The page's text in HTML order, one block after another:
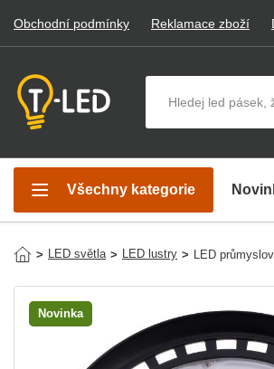
Obchodní podmínky Reklamace zboží
Všechny kategorie
> LED světla > LED lustry > LED
Novinka